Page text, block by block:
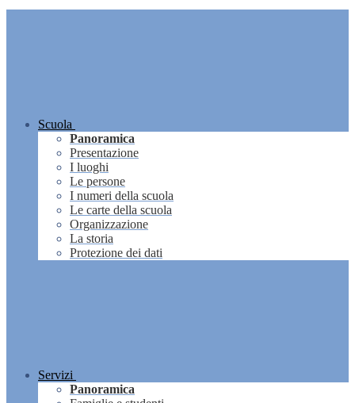
Scuola
Panoramica
Presentazione
I luoghi
Le persone
I numeri della scuola
Le carte della scuola
Organizzazione
La storia
Protezione dei dati
Servizi
Panoramica